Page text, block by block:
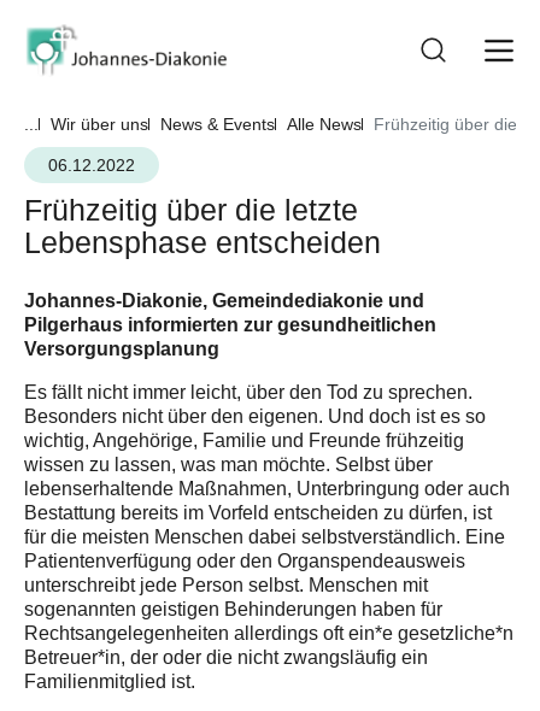
... Wir über uns News & Events Alle News
Frühzeitig über die
06.12.2022
Frühzeitig über die letzte
Lebensphase entscheiden
Johannes-Diakonie, Gemeindediakonie und
Pilgerhaus informierten zur gesundheitlichen
Versorgungsplanung
Es fällt nicht immer leicht, über den Tod zu sprechen.
Besonders nicht über den eigenen. Und doch ist es so
wichtig, Angehörige, Familie und Freunde frühzeitig
wissen zu lassen, was man möchte. Selbst über
lebenserhaltende Maßnahmen, Unterbringung oder auch
Bestattung bereits im Vorfeld entscheiden zu dürfen, ist
für die meisten Menschen dabei selbstverständlich. Eine
Patientenverfügung oder den Organspendeausweis
unterschreibt jede Person selbst. Menschen mit
sogenannten geistigen Behinderungen haben für
Rechtsangelegenheiten allerdings oft ein*e gesetzliche*n
Betreuer*in, der oder die nicht zwangsläufig ein
Familienmitglied ist.